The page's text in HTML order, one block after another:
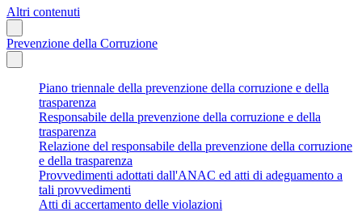
Altri contenuti
Prevenzione della Corruzione
Piano triennale della prevenzione della corruzione e della
trasparenza
Responsabile della prevenzione della corruzione e della
trasparenza
Relazione del responsabile della prevenzione della corruzione
e della trasparenza
Provvedimenti adottati dall'ANAC ed atti di adeguamento a
tali provvedimenti
Atti di accertamento delle violazioni